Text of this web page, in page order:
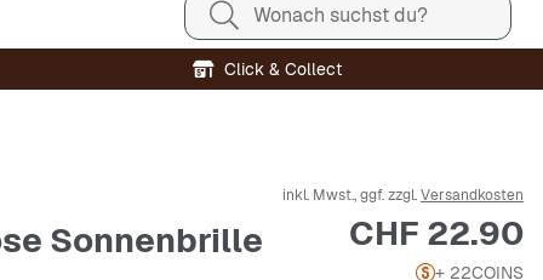
Wonach suchst du?
Click & Collect
Sonnenbrille
inkl. Mwst., ggf. zzgl.Versandkosten
Preis
CHF 22.90
+ 22COINS